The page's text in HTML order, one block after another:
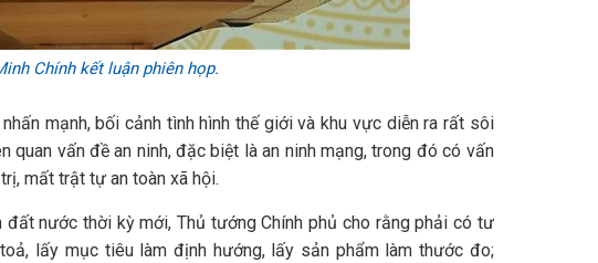
Chính kết luận phiên họp.
mạnh, bối cảnh tình hình thế giới và khu vực diễn ra rất sôi
vấn đề an ninh, đặc biệt là an ninh mạng, trong đó có vấn
mất trật tự an toàn xã hội.
nước thời kỳ mới, Thủ tướng Chính phủ cho rằng phải có tư
lấy mục tiêu làm định hướng, lấy sản phẩm làm thước đo;